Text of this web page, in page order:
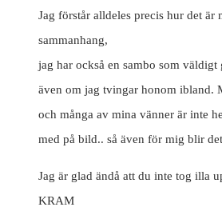
Jag förstår alldeles precis hur det är
sammanhang,
jag har också en sambo som
även om jag tvingar honom ibland.
och många av mina vänner är inte
med på bild.. så även för mig blir
Jag är glad ändå att du inte tog illa
KRAM